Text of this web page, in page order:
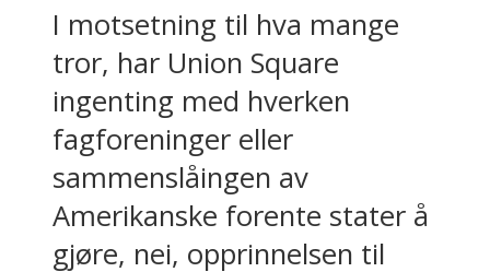
I motsetning til hva mange
tror, har Union Square
ingenting med hverken
fagforeninger eller
sammenslåingen av
Amerikanske forente stater å
gjøre, nei, opprinnelsen til